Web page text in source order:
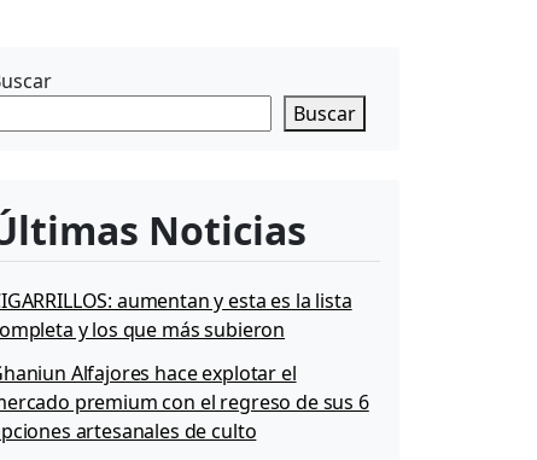
Buscar
Noticias
aumentan y esta es la lista
y los que más subieron
Alfajores hace explotar el
premium con el regreso de sus 6
artesanales de culto